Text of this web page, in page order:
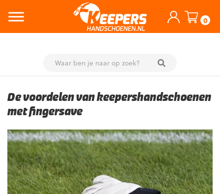
0
content
De voordelen van keepershandschoenen
met fingersave